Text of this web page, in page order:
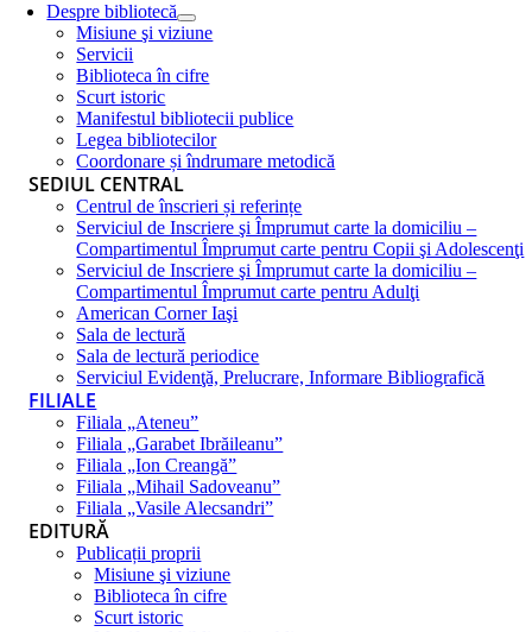
Despre bibliotecă
Misiune şi viziune
Servicii
Biblioteca în cifre
Scurt istoric
Manifestul bibliotecii publice
Legea bibliotecilor
Coordonare și îndrumare metodică
SEDIUL CENTRAL
Centrul de înscrieri și referințe
Serviciul de Inscriere şi Împrumut carte la domiciliu –
Compartimentul Împrumut carte pentru Copii şi Adolescenţi
Serviciul de Inscriere şi Împrumut carte la domiciliu –
Compartimentul Împrumut carte pentru Adulţi
American Corner Iaşi
Sala de lectură
Sala de lectură periodice
Serviciul Evidenţă, Prelucrare, Informare Bibliografică
FILIALE
Filiala „Ateneu”
Filiala „Garabet Ibrăileanu”
Filiala „Ion Creangă”
Filiala „Mihail Sadoveanu”
Filiala „Vasile Alecsandri”
EDITURĂ
Publicații proprii
Misiune şi viziune
Biblioteca în cifre
Scurt istoric